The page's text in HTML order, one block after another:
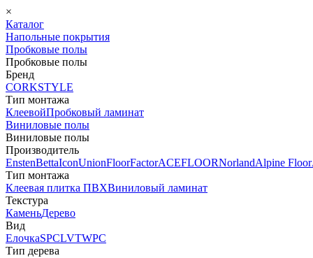
×
Каталог
Напольные покрытия
Пробковые полы
Пробковые полы
Бренд
CORKSTYLE
Тип монтажа
КлеевойПробковый ламинат
Виниловые полы
Виниловые полы
Производитель
EnstenBettaIconUnionFloorFactorACEFLOORNorlandAlpine Floor
Тип монтажа
Клеевая плитка ПВХВиниловый ламинат
Текстура
КаменьДерево
Вид
ЕлочкаSPCLVTWPC
Тип дерева